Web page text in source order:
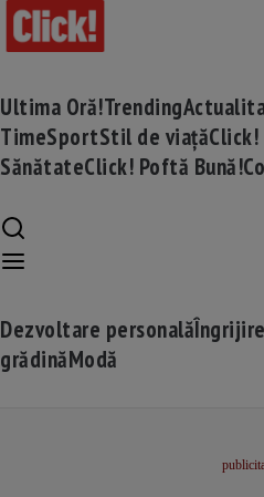
Ultima Oră!Trending
TimeSportStil de viață
SănătateClick! Poftă Bună!
Dezvoltare personală
grădinăModă